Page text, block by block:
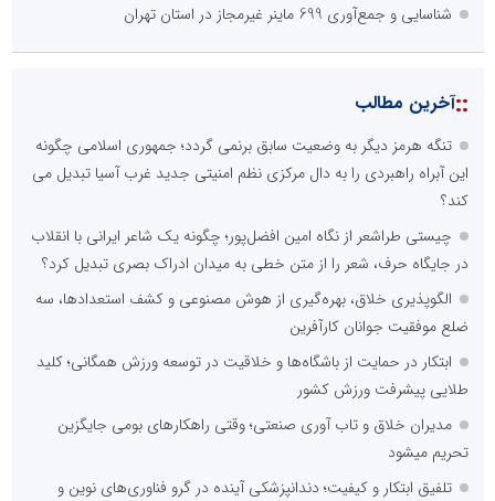
شناسایی و جمع‌آوری 699 ماینر غیرمجاز در استان تهران
::آخرین مطالب
تنگه هرمز دیگر به وضعیت سابق برنمی گردد؛ جمهوری اسلامی چگونه
این آبراه راهبردی را به دال مرکزی نظم امنیتی جدید غرب آسیا تبدیل می
کند؟
چیستی طراشعر از نگاه امین افضل‌پور؛ چگونه یک شاعر ایرانی با انقلاب
در جایگاه حرف، شعر را از متن خطی به میدان ادراک بصری تبدیل کرد؟
الگوپذیری خلاق، بهره‌گیری از هوش مصنوعی و کشف استعدادها، سه
ضلع موفقیت جوانان کارآفرین
ابتکار در حمایت از باشگاه‌ها و خلاقیت در توسعه ورزش همگانی؛ کلید
طلایی پیشرفت ورزش کشور
مدیران خلاق و تاب آوری صنعتی؛ وقتی راهکارهای بومی جایگزین
تحریم میشود
تلفیق ابتکار و کیفیت؛ دندانپزشکی آینده در گرو فناوری‌های نوین و